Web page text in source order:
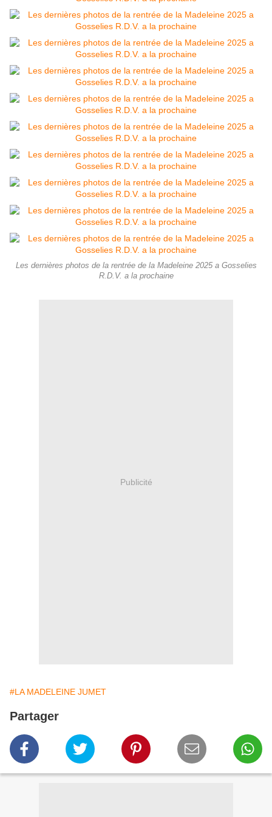
Les dernières photos de la rentrée de la Madeleine 2025 a Gosselies
R.D.V. a la prochaine
Publicité
#LA MADELEINE JUMET
Partager